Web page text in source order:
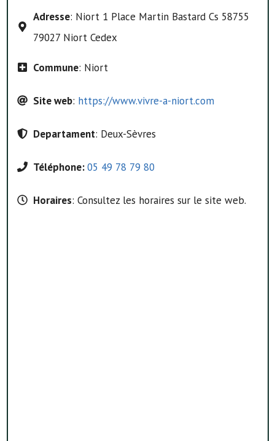
Adresse: Niort 1 Place Martin Bastard Cs 58755
79027 Niort Cedex
Commune: Niort
Site web: https://www.vivre-a-niort.com
Departament: Deux-Sèvres
Téléphone:05 49 78 79 80
Horaires: Consultez les horaires sur le site web.